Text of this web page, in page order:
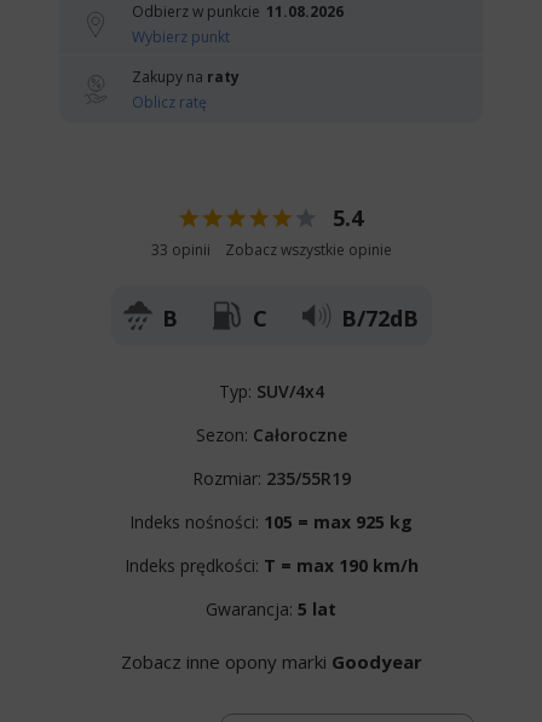
Odbierz w punkcie 11.08.2026
Wybierz punkt
Zakupy na raty
Oblicz ratę
5.4
33 opinii Zobacz wszystkie opinie
B C B/72dB
Typ: SUV/4x4
Sezon: Całoroczne
Rozmiar: 235/55R19
Indeks nośności: 105 = max 925 kg
Indeks prędkości: T = max 190 km/h
Gwarancja: 5 lat
Zobacz inne opony marki Goodyear